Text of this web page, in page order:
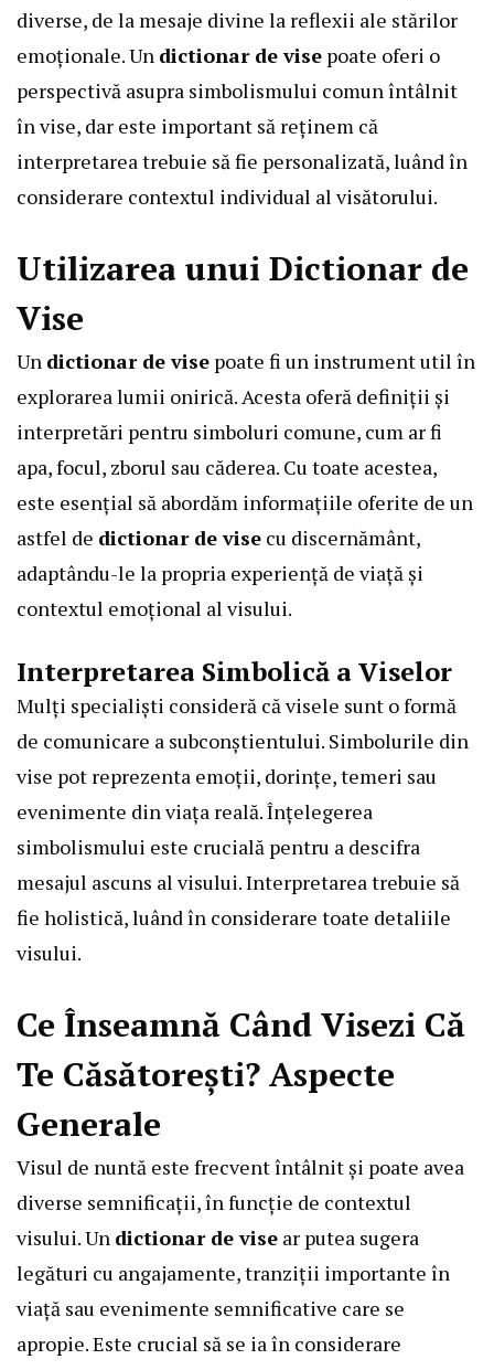
diverse, de la mesaje divine la reflexii ale stărilor
emoționale. Un dictionar de vise poate oferi o
perspectivă asupra simbolismului comun întâlnit
în vise, dar este important să reținem că
interpretarea trebuie să fie personalizată, luând în
considerare contextul individual al visătorului.
Utilizarea unui Dictionar de
Vise
Un dictionar de vise poate fi un instrument util în
explorarea lumii onirică. Acesta oferă definiții și
interpretări pentru simboluri comune, cum ar fi
apa, focul, zborul sau căderea. Cu toate acestea,
este esențial să abordăm informațiile oferite de un
astfel de dictionar de vise cu discernământ,
adaptându-le la propria experiență de viață și
contextul emoțional al visului.
Interpretarea Simbolică a Viselor
Mulți specialiști consideră că visele sunt o formă
de comunicare a subconștientului. Simbolurile din
vise pot reprezenta emoții, dorințe, temeri sau
evenimente din viața reală. Înțelegerea
simbolismului este crucială pentru a descifra
mesajul ascuns al visului. Interpretarea trebuie să
fie holistică, luând în considerare toate detaliile
visului.
Ce Înseamnă Când Visezi Că
Te Căsătorești? Aspecte
Generale
Visul de nuntă este frecvent întâlnit și poate avea
diverse semnificații, în funcție de contextul
visului. Un dictionar de vise ar putea sugera
legături cu angajamente, tranziții importante în
viață sau evenimente semnificative care se
apropie. Este crucial să se ia în considerare